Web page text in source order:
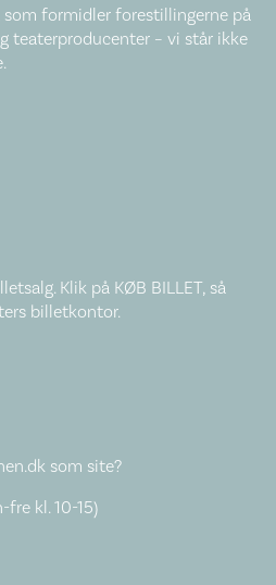
som formidler forestillingerne på
teaterproducenter – vi står ikke
Klik på KØB BILLET, så
billetkontor.
som site?
kl. 10-15)